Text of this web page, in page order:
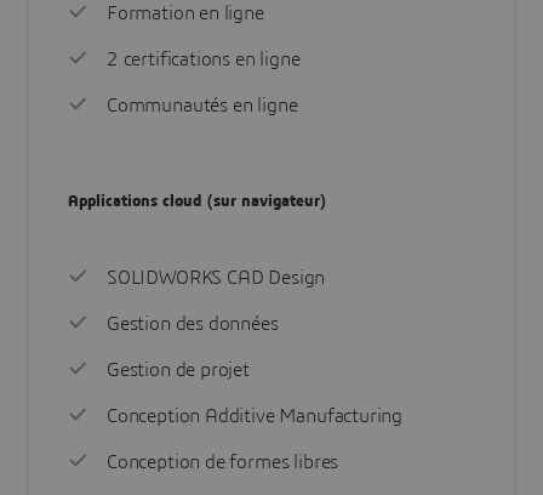
Formation en ligne
2 certifications en ligne
Communautés en ligne
Applications cloud (sur navigateur)
SOLIDWORKS CAD Design
Gestion des données
Gestion de projet
Conception Additive Manufacturing
Conception de formes libres